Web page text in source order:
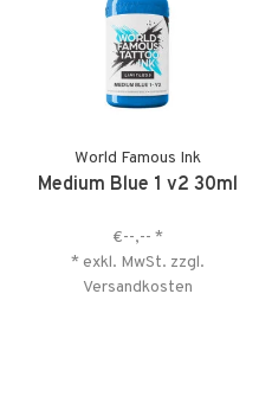
World Famous Ink
Medium Blue 1 v2 30ml
€--,-- *
* exkl. MwSt. zzgl.
Versandkosten